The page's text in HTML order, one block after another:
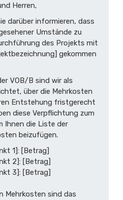
Herren,
darüber informieren, dass
Umstände zu
des Projekts mit
gekommen
VOB/B sind wir als
über die Mehrkosten
Entstehung fristgerecht
diese Verpflichtung zum
Ihnen die Liste der
beizufügen.
1]: [Betrag]
2]: [Betrag]
3]: [Betrag]
Mehrkosten sind das